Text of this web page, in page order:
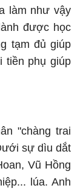
làm như vậy
được học
tạm đủ giúp
tiền phụ giúp
"chàng trai
sự dìu dắt
Vũ Hồng
lúa. Anh